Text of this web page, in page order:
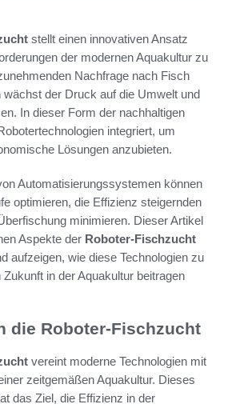
stellt einen innovativen Ansatz
der modernen Aquakultur zu
Nachfrage nach Fisch
wächst der Druck auf die Umwelt und
In dieser Form der nachhaltigen
integriert, um
Lösungen anzubieten.
Automatisierungssystemen können
optimieren, die Effizienz steigernden
minimieren. Dieser Artikel
Aspekte der Roboter-Fischzucht
aufzeigen, wie diese Technologien zu
in der Aquakultur beitragen
die Roboter-Fischzucht
vereint moderne Technologien mit
zeitgemäßen Aquakultur. Dieses
das Ziel, die Effizienz in der